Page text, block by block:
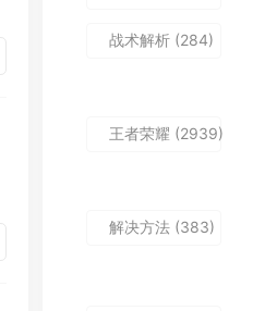
战术解析 (284)
王者荣耀 (2939)
解决方法 (383)